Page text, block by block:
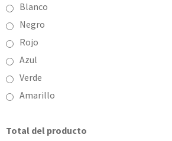
Blanco
Negro
Rojo
Azul
Verde
Amarillo
Total del producto